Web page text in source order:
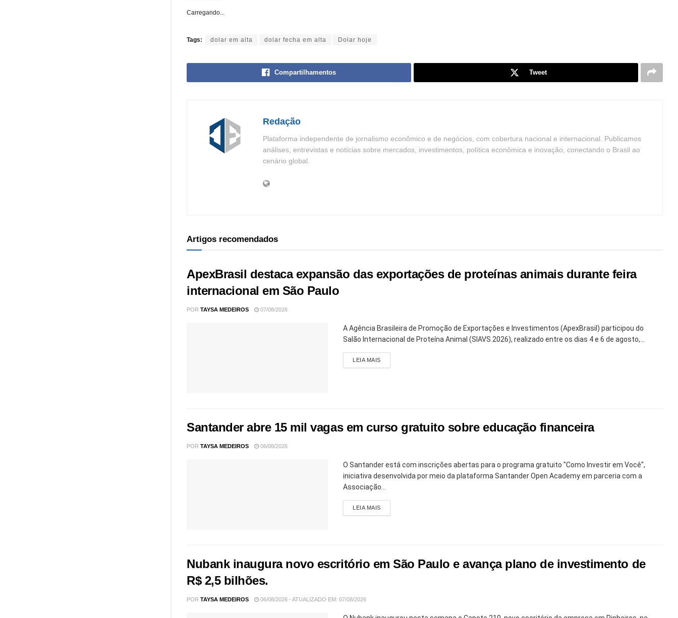
Carregando...
Tags: dolar em alta dolar fecha em alta Dolar hoje
Compartilhamentos Tweet
Redação
Plataforma independente de jornalismo econômico e de negócios, com cobertura nacional e internacional. Publicamos
análises, entrevistas e notícias sobre mercados, investimentos, política econômica e inovação, conectando o Brasil ao
cenário global.
Artigos recomendados
ApexBrasil destaca expansão das exportações de proteínas animais durante feira
internacional em São Paulo
POR TAYSA MEDEIROS 07/08/2026
A Agência Brasileira de Promoção de Exportações e Investimentos (ApexBrasil) participou do
Salão Internacional de Proteína Animal (SIAVS 2026), realizado entre os dias 4 e 6 de agosto,...
LEIA MAIS
Santander abre 15 mil vagas em curso gratuito sobre educação financeira
POR TAYSA MEDEIROS 06/08/2026
O Santander está com inscrições abertas para o programa gratuito "Como Investir em Você",
iniciativa desenvolvida por meio da plataforma Santander Open Academy em parceria com a
Associação...
LEIA MAIS
Nubank inaugura novo escritório em São Paulo e avança plano de investimento de
R$ 2,5 bilhões.
POR TAYSA MEDEIROS 06/08/2026 - ATUALIZADO EM: 07/08/2026